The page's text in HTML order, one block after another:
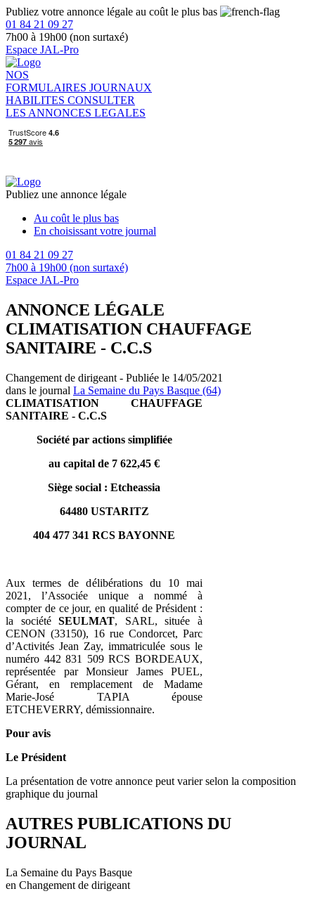
Publiez votre annonce légale au coût le plus bas
01 84 21 09 27
7h00 à 19h00 (non surtaxé)
Espace JAL-Pro
NOS
FORMULAIRES JOURNAUX
HABILITES CONSULTER
LES ANNONCES LEGALES
Publiez une annonce légale
Au coût le plus bas
En choisissant votre journal
01 84 21 09 27
7h00 à 19h00 (non surtaxé)
Espace JAL-Pro
ANNONCE LÉGALE
CLIMATISATION CHAUFFAGE
SANITAIRE - C.C.S
Changement de dirigeant - Publiée le 14/05/2021
dans le journal La Semaine du Pays Basque (64)
CLIMATISATION CHAUFFAGE
SANITAIRE - C.C.S
Société par actions simplifiée
au capital de 7 622,45 €
Siège social : Etcheassia
64480 USTARITZ
404 477 341 RCS BAYONNE
Aux termes de délibérations du 10 mai
2021, l’Associée unique a nommé à
compter de ce jour, en qualité de Président :
la sociétéSEULMAT, SARL, située à
CENON (33150), 16 rue Condorcet, Parc
d’Activités Jean Zay, immatriculée sous le
numéro 442 831 509 RCS BORDEAUX,
représentée par Monsieur James PUEL,
Gérant, en remplacement de Madame
Marie-José TAPIA épouse
ETCHEVERRY, démissionnaire.
Pour avis
Le Président
La présentation de votre annonce peut varier selon la composition
graphique du journal
AUTRES PUBLICATIONS DU
JOURNAL
La Semaine du Pays Basque
en Changement de dirigeant